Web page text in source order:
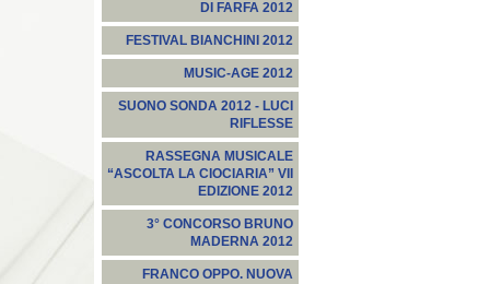
DI FARFA 2012
FESTIVAL BIANCHINI 2012
MUSIC-AGE 2012
SUONO SONDA 2012 - LUCI
RIFLESSE
RASSEGNA MUSICALE
“ASCOLTA LA CIOCIARIA” VII
EDIZIONE 2012
3° CONCORSO BRUNO
MADERNA 2012
FRANCO OPPO. NUOVA